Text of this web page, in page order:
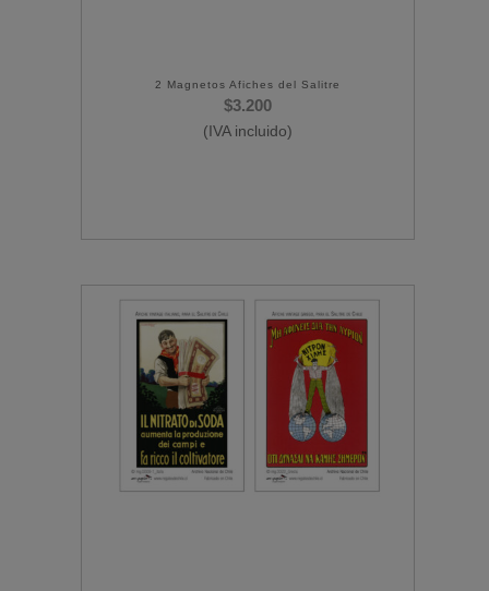
2 Magnetos Afiches del Salitre
$3.200
(IVA incluido)